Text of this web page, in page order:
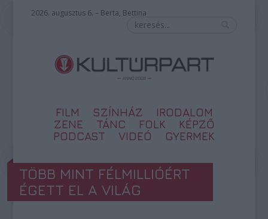
2026. augusztus 6. – Berta, Bettina
FILM SZÍNHÁZ
IRODALOM
ZENE
TÁNC FOLK
KÉPZŐ
PODCAST
VIDEÓ GYERMEK
TÖBB MINT FÉLMILLIÓÉRT
ÉGETT EL A VILÁG